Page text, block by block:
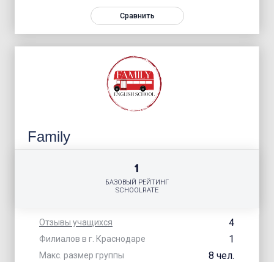
Сравнить
Family
Отзывы учащихся 4
Филиалов в г. Краснодаре 1
Макс. размер группы 8 чел.
1
БАЗОВЫЙ РЕЙТИНГ
SCHOOLRATE